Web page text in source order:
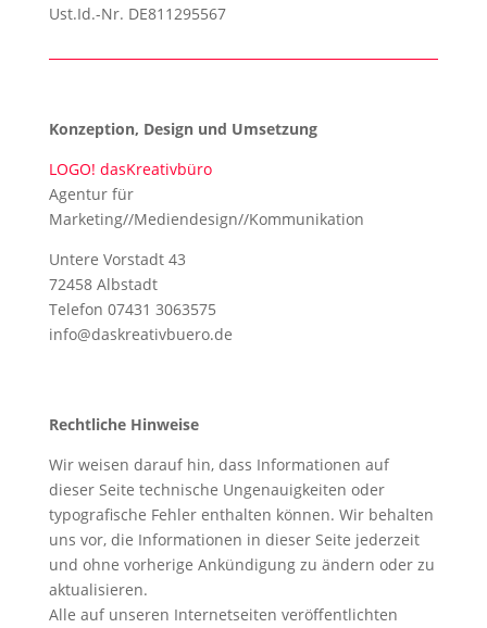
Ust.Id.-Nr. DE811295567
Konzeption, Design und Umsetzung
LOGO! dasKreativbüro
Agentur für
Marketing//Mediendesign//Kommunikation
Untere Vorstadt 43
72458 Albstadt
Telefon 07431 3063575
info@daskreativbuero.de
Rechtliche Hinweise
Wir weisen darauf hin, dass Informationen auf
dieser Seite technische Ungenauigkeiten oder
typografische Fehler enthalten können. Wir behalten
uns vor, die Informationen in dieser Seite jederzeit
und ohne vorherige Ankündigung zu ändern oder zu
aktualisieren.
Alle auf unseren Internetseiten veröffentlichten